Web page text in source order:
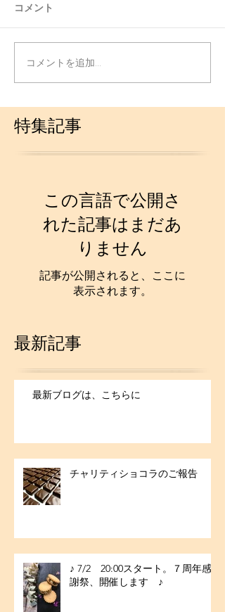
コメント
コメントを追加…
特集記事
この言語で公開さ
れた記事はまだあ
りません
記事が公開されると、ここに
表示されます。
最新記事
最新ブログは、こちらに
チャリティショコラのご報告
♪ 7/2 20:00スタート。７周年感
謝祭、開催します ♪